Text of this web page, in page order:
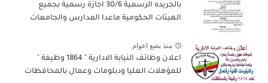
بالجريده الرسمية 30/6 اجازة رسمية بجميع
الهيئات الحكومية ماعدا المدارس والجامعات
منذ بضع اعوام
اعلان وظائف النيابة الادارية " 1864 وظيفة "
للمؤهلات العليا ودبلومات وعمال بالمحافظات